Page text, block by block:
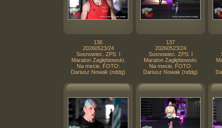
136
20260523/24
Sosnowiec. ZPS. I
Maraton Zagłębiowski.
Na mecie. FOTO:
Dariusz Nowak (nddg)
137
20260523/24
Sosnowiec. ZPS. I
Maraton Zagłębiowski.
Na mecie. FOTO:
Dariusz Nowak (nddg)